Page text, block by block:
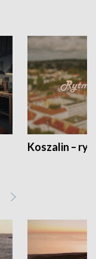
Koszalin –